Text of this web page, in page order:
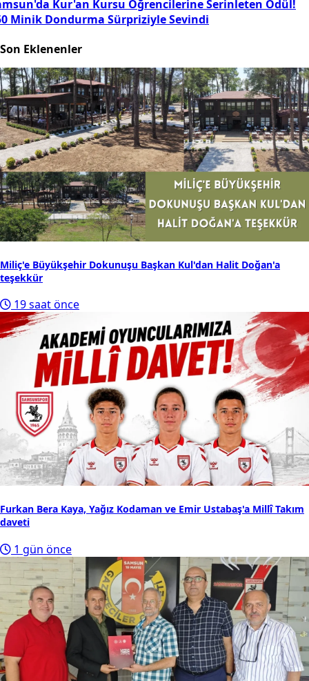
Kur'an Kursu Öğrencilerine Serinleten Ödül!
Minik Dondurma Sürpriziyle Sevindi
Son Eklenenler
Miliç'e Büyükşehir Dokunuşu Başkan Kul'dan Halit Doğan'a
teşekkür
19 saat önce
Furkan Bera Kaya, Yağız Kodaman ve Emir Ustabaş'a Millî Takım
daveti
1 gün önce